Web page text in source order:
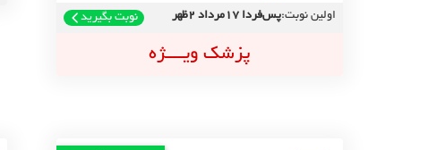
اولین نوبت:پس‌فردا 17مرداد 2ظهر نوبت بگیرید
پزشک ویــــژه